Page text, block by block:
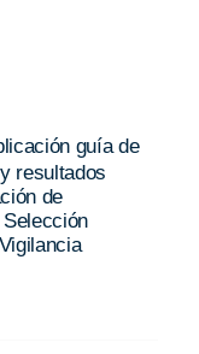
guía de
resultados
de